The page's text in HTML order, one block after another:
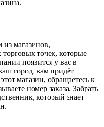
из магазинов,
точек, которые
появится у вас в
город, вам придёт
магазин, обращаетесь к
номер заказа. Забрать
который знает